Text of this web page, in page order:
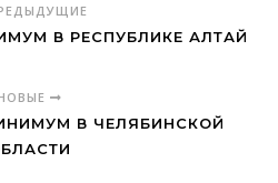
В РЕСПУБЛИКЕ АЛТАЙ
В ЧЕЛЯБИНСКОЙ